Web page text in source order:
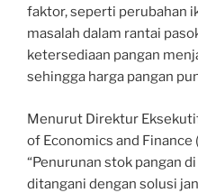
faktor, seperti perubahan
masalah dalam rantai
ketersediaan pangan
sehingga harga pangan
Menurut Direktur
of Economics and Finance
“Penurunan stok pangan
ditangani dengan solusi